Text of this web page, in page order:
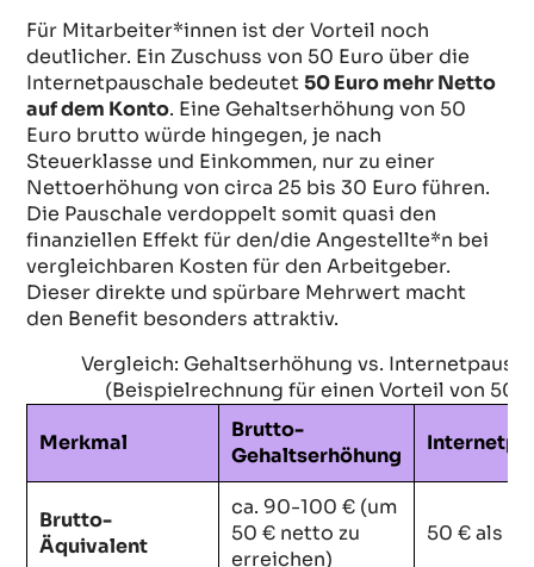
Für Mitarbeiter*innen ist der Vorteil noch
deutlicher. Ein Zuschuss von 50 Euro über die
Internetpauschale bedeutet50 Euro mehr Netto
auf dem Konto. Eine Gehaltserhöhung von 50
Euro brutto würde hingegen, je nach
Steuerklasse und Einkommen, nur zu einer
Nettoerhöhung von circa 25 bis 30 Euro führen.
Die Pauschale verdoppelt somit quasi den
finanziellen Effekt für den/die Angestellte*n bei
vergleichbaren Kosten für den Arbeitgeber.
Dieser direkte und spürbare Mehrwert macht
den Benefit besonders attraktiv.
Vergleich: Gehaltserhöhung vs.
(Beispielrechnung für einen Vorteil von 50
Merkmal
Brutto-
Gehaltserhöhung
Brutto-
Äquivalent
ca. 90-100 € (um
50 € netto zu
erreichen)
50 € als